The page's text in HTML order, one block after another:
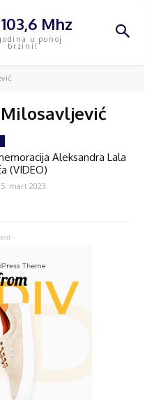
Mhz
u punoj
brzini!
-
Aleksandra Lala
(VIDEO)
mart 2023.